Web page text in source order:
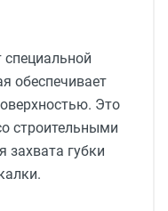
обеспечивает
Это
строительными
захвата губки